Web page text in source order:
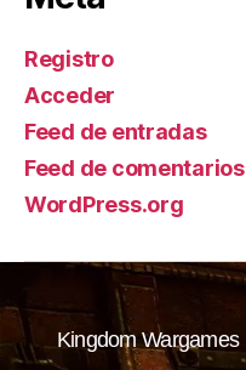
Registro
Acceder
Feed de entradas
Feed de comentarios
WordPress.org
Kingdom Wargames